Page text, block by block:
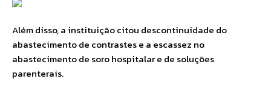
Além disso, a instituição citou descontinuidade do
abastecimento de contrastes e a escassez no
abastecimento de soro hospitalar e de soluções
parenterais.